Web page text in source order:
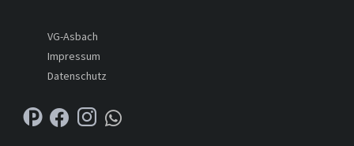
VG-Asbach
Impressum
Datenschutz